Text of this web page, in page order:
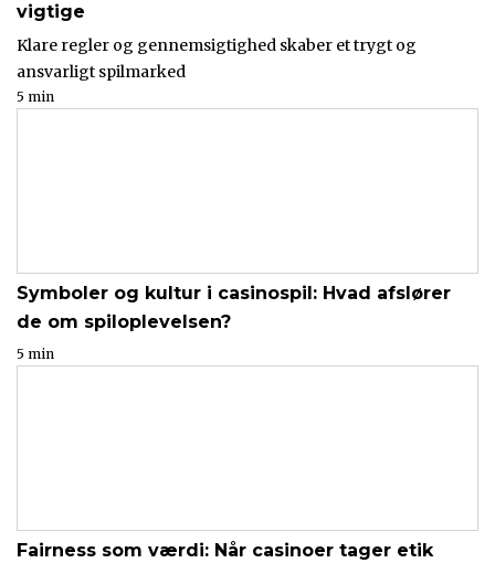
vigtige
Klare regler og gennemsigtighed skaber et trygt og
ansvarligt spilmarked
5 min
Symboler og kultur i casinospil: Hvad afslører
de om spiloplevelsen?
5 min
Fairness som værdi: Når casinoer tager etik